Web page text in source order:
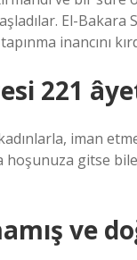
El-Bakara
inancını
221
iman
hoşunuza gitse
ve